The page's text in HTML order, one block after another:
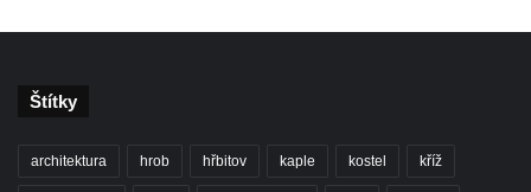
Štítky
architektura hrob hřbitov kaple kostel kříž